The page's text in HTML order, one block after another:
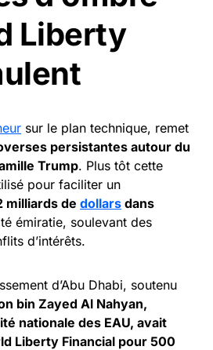
Liberty
sur le plan technique, remet
persistantes autour du
Trump. Plus tôt cette
pour faciliter un
milliards de dollars dans
émiratie, soulevant des
d’intérêts.
d’Abu Dhabi, soutenu
bin Zayed Al Nahyan,
nationale des EAU, avait
Liberty Financial pour 500